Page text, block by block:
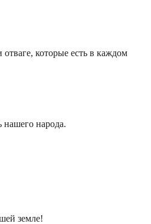
которые есть в каждом
нашего народа.
земле!